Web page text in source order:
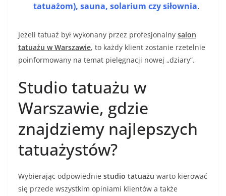
tatuażom), sauna, solarium czy siłownia.
Jeżeli tatuaż był wykonany przez profesjonalny salon
tatuażu w Warszawie, to każdy klient zostanie rzetelnie
poinformowany na temat pielęgnacji nowej „dziary”.
Studio tatuażu w
Warszawie, gdzie
znajdziemy najlepszych
tatuażystów?
Wybierając odpowiednie studio tatuażu warto kierować
się przede wszystkim opiniami klientów a także